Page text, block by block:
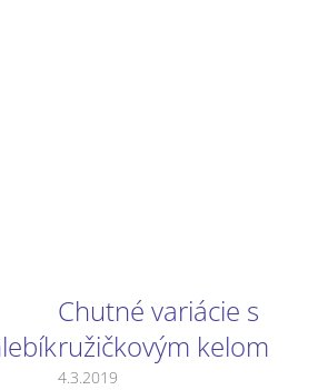
Chutné variácie s
ružičkovým kelom
4.3.2019